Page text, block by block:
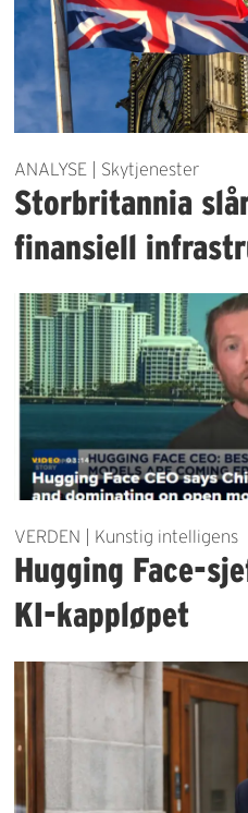
ANALYSE | Skytjenester
Storbritannia
finansiell
VERDEN | Kunstig intelligens
Hugging Face-
KI-kappløpet